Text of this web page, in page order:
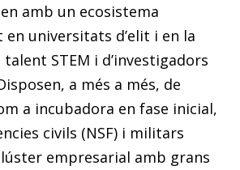
amb un ecosistema
en universitats d’elit i en la
STEM i d’investigadors
a més a més, de
a incubadora en fase inicial,
civils (NSF) i militars
empresarial amb grans